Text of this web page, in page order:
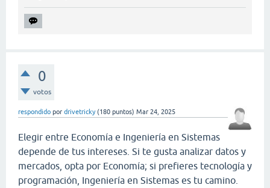
0
votos
respondido por drivetricky (180 puntos) Mar 24, 2025
Elegir entre Economía e Ingeniería en Sistemas
depende de tus intereses. Si te gusta analizar datos y
mercados, opta por Economía; si prefieres tecnología y
programación, Ingeniería en Sistemas es tu camino.